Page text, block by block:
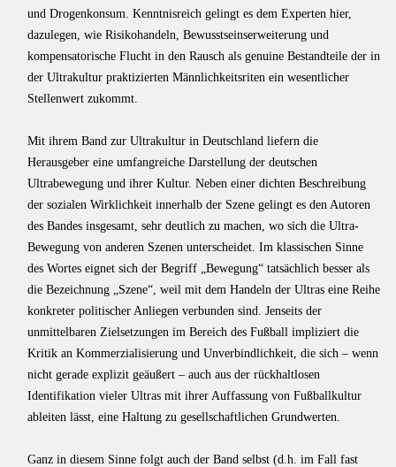
und Drogenkonsum. Kenntnisreich gelingt es dem Experten hier,
dazulegen, wie Risikohandeln, Bewusstseinserweiterung und
kompensatorische Flucht in den Rausch als genuine Bestandteile der in
der Ultrakultur praktizierten Männlichkeitsriten ein wesentlicher
Stellenwert zukommt.
Mit ihrem Band zur Ultrakultur in Deutschland liefern die
Herausgeber eine umfangreiche Darstellung der deutschen
Ultrabewegung und ihrer Kultur. Neben einer dichten Beschreibung
der sozialen Wirklichkeit innerhalb der Szene gelingt es den Autoren
des Bandes insgesamt, sehr deutlich zu machen, wo sich die Ultra-
Bewegung von anderen Szenen unterscheidet. Im klassischen Sinne
des Wortes eignet sich der Begriff „Bewegung“ tatsächlich besser als
die Bezeichnung „Szene“, weil mit dem Handeln der Ultras eine Reihe
konkreter politischer Anliegen verbunden sind. Jenseits der
unmittelbaren Zielsetzungen im Bereich des Fußball impliziert die
Kritik an Kommerzialisierung und Unverbindlichkeit, die sich – wenn
nicht gerade explizit geäußert – auch aus der rückhaltlosen
Identifikation vieler Ultras mit ihrer Auffassung von Fußballkultur
ableiten lässt, eine Haltung zu gesellschaftlichen Grundwerten.
Ganz in diesem Sinne folgt auch der Band selbst (d.h. im Fall fast